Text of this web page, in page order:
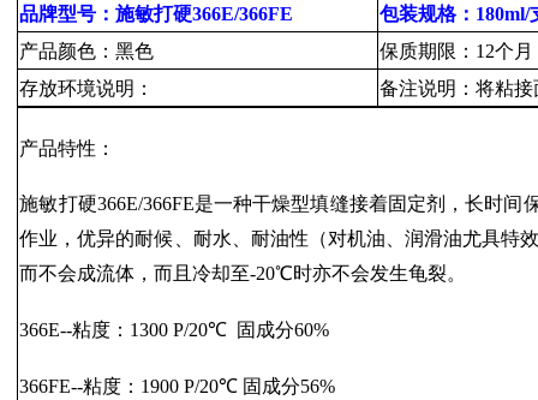
品牌型号：施敏打硬366E/366FE
包装规格：180ml/
产品颜色：黑色
保质期限：12个月
存放环境说明：
备注说明：将粘
产品特性：
施敏打硬366E/366FE是一种干燥型填缝接着固定剂，长时
作业，优异的耐候、耐水、耐油性（对机油、润滑油尤具特
而不会成流体，而且冷却至-20℃时亦不会发生龟裂。
366E--粘度：1300 P/20℃ 固成分60%
366FE--粘度：1900 P/20℃ 固成分56%